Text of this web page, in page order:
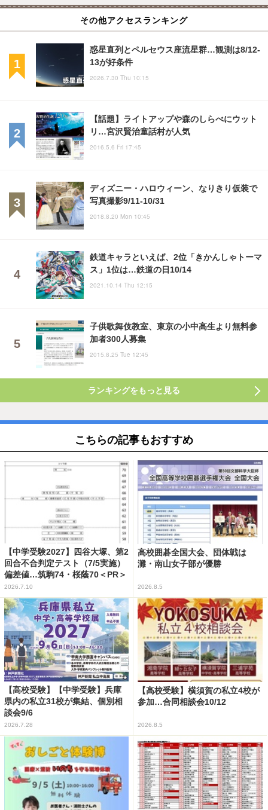
その他アクセスランキング
惑星直列とペルセウス座流星群…観測は8/12-
13が好条件
2026.7.30 Thu 10:15
【話題】ライトアップや森のしらべにウット
リ…宮沢賢治童話村が人気
2016.5.6 Fri 17:45
ディズニー・ハロウィーン、なりきり仮装で
写真撮影9/11-10/31
2018.8.20 Mon 10:45
鉄道キャラといえば、2位「きかんしゃトーマ
ス」1位は…鉄道の日10/14
2021.10.14 Thu 12:15
子供歌舞伎教室、東京の小中高生より無料参
加者300人募集
2015.8.25 Tue 12:45
ランキングをもっと見る
こちらの記事もおすすめ
【中学受験2027】四谷大塚、第2
回合不合判定テスト（7/5実施）
偏差値…筑駒74・桜蔭70＜PR＞
2026.7.10
高校囲碁全国大会、団体戦は
灘・南山女子部が優勝
2026.8.5
【高校受験】【中学受験】兵庫
県内の私立31校が集結、個別相
談会9/6
2026.7.28
【高校受験】横須賀の私立4校が
参加…合同相談会10/12
2026.8.5